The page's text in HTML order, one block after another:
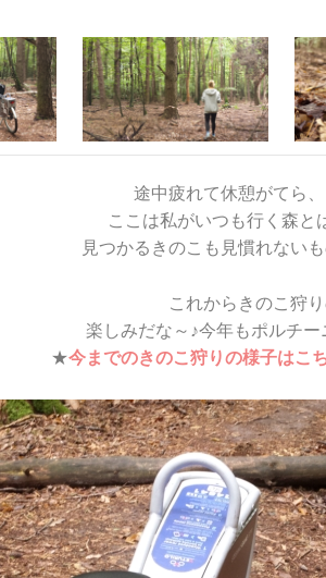
途中疲れて休憩がてら
ここは私がいつも行く森と
見つかるきのこも見慣れない
これからきのこ狩り
楽しみだな～♪今年もポルチー
★今までのきのこ狩りの様子はこ